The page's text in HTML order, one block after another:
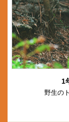
1
野生の